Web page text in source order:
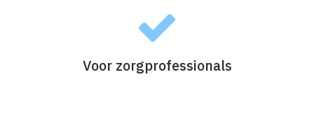
Voor zorgprofessionals